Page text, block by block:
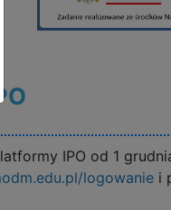
IPO od 1
logowanie i